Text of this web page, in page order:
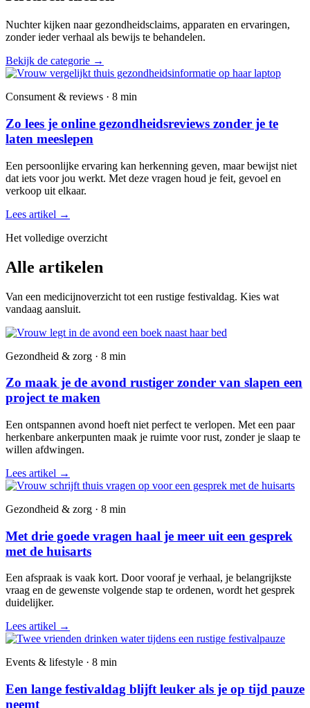
Nuchter kijken naar gezondheidsclaims, apparaten en ervaringen,
zonder ieder verhaal als bewijs te behandelen.
Bekijk de categorie →
Consument & reviews · 8 min
Zo lees je online gezondheidsreviews zonder je te
laten meeslepen
Een persoonlijke ervaring kan herkenning geven, maar bewijst niet
dat iets voor jou werkt. Met deze vragen houd je feit, gevoel en
verkoop uit elkaar.
Lees artikel →
Het volledige overzicht
Alle artikelen
Van een medicijnoverzicht tot een rustige festivaldag. Kies wat
vandaag aansluit.
Gezondheid & zorg · 8 min
Zo maak je de avond rustiger zonder van slapen een
project te maken
Een ontspannen avond hoeft niet perfect te verlopen. Met een paar
herkenbare ankerpunten maak je ruimte voor rust, zonder je slaap te
willen afdwingen.
Lees artikel →
Gezondheid & zorg · 8 min
Met drie goede vragen haal je meer uit een gesprek
met de huisarts
Een afspraak is vaak kort. Door vooraf je verhaal, je belangrijkste
vraag en de gewenste volgende stap te ordenen, wordt het gesprek
duidelijker.
Lees artikel →
Events & lifestyle · 8 min
Een lange festivaldag blijft leuker als je op tijd pauze
neemt